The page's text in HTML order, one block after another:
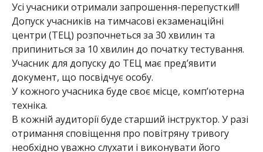
Усі учасники отримали запрошення-перепустки!!!
Допуск учасників на тимчасові екзаменаційні
центри (ТЕЦ) розпочнеться за 30 хвилин та
припиниться за 10 хвилин до початку тестування.
Учасник для допуску до ТЕЦ має пред’явити
документ, що посвідчує особу.
У кожного учасника буде своє місце, комп’ютерна
техніка.
В кожній аудиторії буде старший інструктор. У разі
отримання сповіщення про повітряну тривогу
необхідно уважно слухати і виконувати його